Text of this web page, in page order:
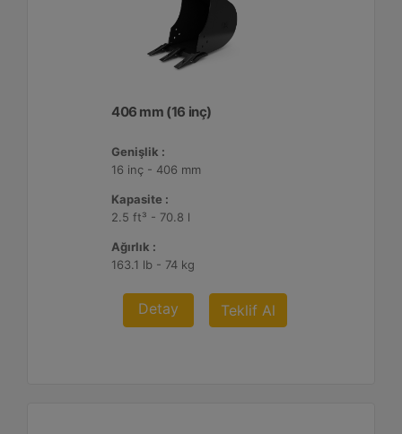
406 mm (16 inç)
Genişlik :
16 inç - 406 mm
Kapasite :
2.5 ft³ - 70.8 l
Ağırlık :
163.1 lb - 74 kg
Detay Teklif Al